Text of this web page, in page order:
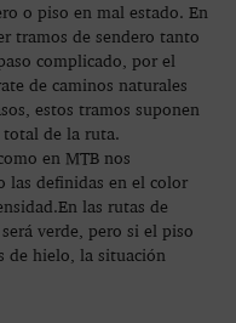
o piso en mal estado. En
tramos de sendero tanto
complicado, por el
de caminos naturales
estos tramos suponen
de la ruta.
en MTB nos
las definidas en el color
las rutas de
verde, pero si el piso
de hielo, la situación